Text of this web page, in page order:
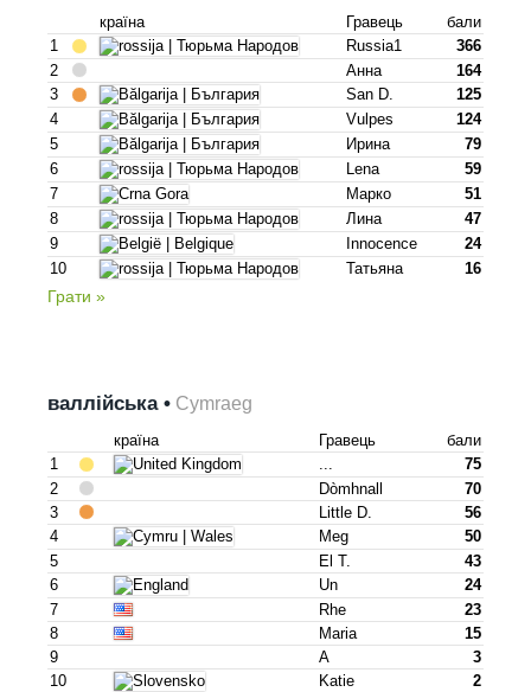
країна Гравець
бали
1
Russia1
366
2
Анна
164
3
San D.
125
4
Vulpes
124
5
Ирина
79
6
Lena
59
7
Марко
51
8
Лина
47
9
Innocence
24
10
Татьяна 16
Грати »
валлійська • Cymraeg
країна Гравець
бали
1
...
75
2
Dòmhnall
70
3
Little D.
56
4
Meg
50
5
El T.
43
6
Un
24
7
Rhe
23
8
Maria
15
9
A
3
10
Katie 2